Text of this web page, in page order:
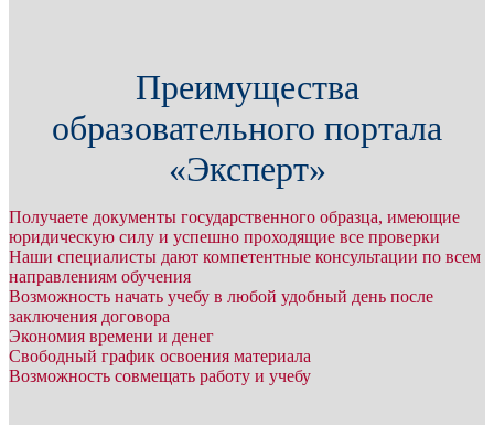
Преимущества
образовательного портала
«Эксперт»
Получаете документы государственного образца, имеющие
юридическую силу и успешно проходящие все проверки
Наши специалисты дают компетентные консультации по всем
направлениям обучения
Возможность начать учебу в любой удобный день после
заключения договора
Экономия времени и денег
Свободный график освоения материала
Возможность совмещать работу и учебу